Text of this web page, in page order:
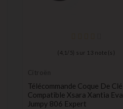
( 4,1 / 5) sur 13 note(s)
Citroën
Télécommande Coque De
Compatible Xsara Xantia
Jumpy 806 Expert